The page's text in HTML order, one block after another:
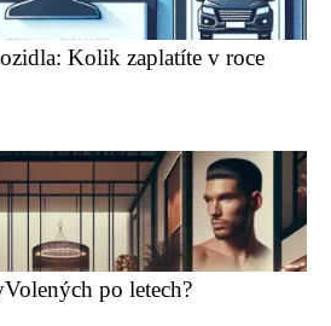
Kolik zaplatíte v roce
po letech?